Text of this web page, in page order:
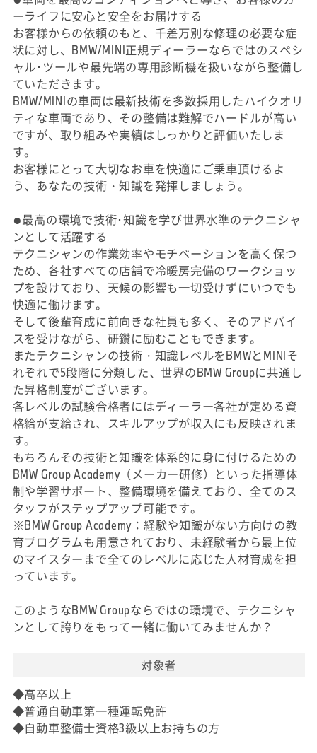
ーライフに安心と安全をお届けする
お客様からの依頼のもと、千差万別な修理の必要な症
状に対し、BMW/MINI正規ディーラーならではのスペシ
ャル･ツールや最先端の専用診断機を扱いながら整備し
ていただきます。
BMW/MINIの車両は最新技術を多数採用したハイクオリ
ティな車両であり、その整備は難解でハードルが高い
ですが、取り組みや実績はしっかりと評価いたしま
す。
お客様にとって大切なお車を快適にご乗車頂けるよ
う、あなたの技術・知識を発揮しましょう。
●最高の環境で技術･知識を学び世界水準のテクニシャ
ンとして活躍する
テクニシャンの作業効率やモチベーションを高く保つ
ため、各社すべての店舗で冷暖房完備のワークショッ
プを設けており、天候の影響も一切受けずにいつでも
快適に働けます。
そして後輩育成に前向きな社員も多く、そのアドバイ
スを受けながら、研鑽に励むこともできます。
またテクニシャンの技術・知識レベルをBMWとMINIそ
れぞれで5段階に分類した、世界のBMW Groupに共通し
た昇格制度がございます。
各レベルの試験合格者にはディーラー各社が定める資
格給が支給され、スキルアップが収入にも反映されま
す。
もちろんその技術と知識を体系的に身に付けるための
BMW Group Academy（メーカー研修）といった指導体
制や学習サポート、整備環境を備えており、全てのス
タッフがステップアップ可能です。
※BMW Group Academy：経験や知識がない方向けの教
育プログラムも用意されており、未経験者から最上位
のマイスターまで全てのレベルに応じた人材育成を担
っています。
このようなBMW Groupならではの環境で、テクニシャ
ンとして誇りをもって一緒に働いてみませんか？
対象者
◆高卒以上
◆普通自動車第一種運転免許
◆自動車整備士資格3級以上お持ちの方